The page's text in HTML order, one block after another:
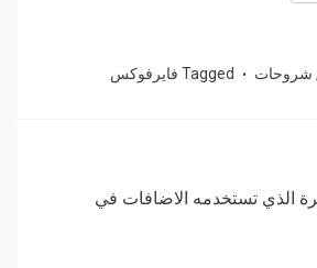
, شروحات Tagged فايرفوكس
الذي تستخدمه الاضافات في